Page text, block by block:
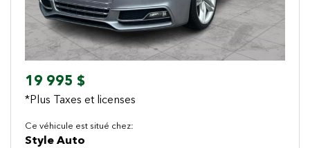
19 995 $
*Plus Taxes et licenses
Ce véhicule est situé chez:
Style Auto